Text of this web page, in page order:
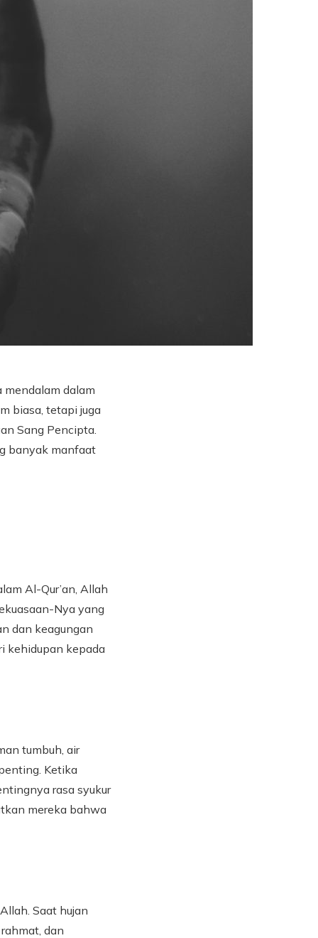
mendalam dalam
biasa, tetapi juga
Sang Pencipta.
banyak manfaat
Al-Qur’an, Allah
Nya yang
dan keagungan
kehidupan kepada
tumbuh, air
Ketika
rasa syukur
mereka bahwa
Saat hujan
dan